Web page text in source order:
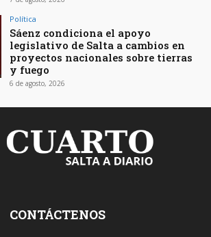
Política
Sáenz condiciona el apoyo
legislativo de Salta a cambios en
proyectos nacionales sobre tierras
y fuego
6 de agosto, 2026
CONTÁCTENOS